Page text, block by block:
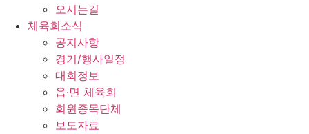
오시는길
체육회소식
공지사항
경기/행사일정
대회정보
읍·면 체육회
회원종목단체
보도자료